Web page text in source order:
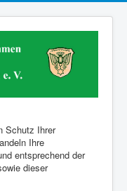
Schutz Ihrer
Ihre
entsprechend der
dieser